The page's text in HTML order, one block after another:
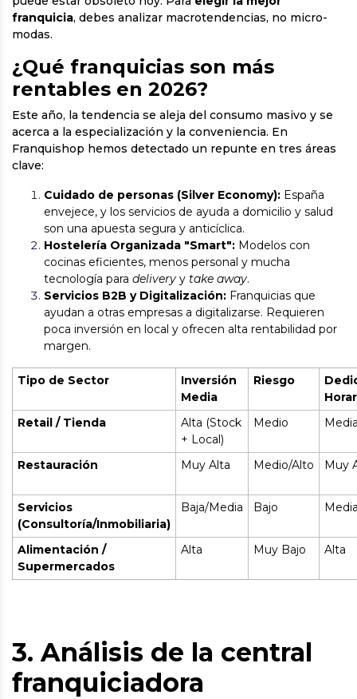
franquicia, debes analizar macrotendencias, no micro-
modas.
¿Qué franquicias son más
rentables en 2026?
Este año, la tendencia se aleja del consumo masivo y se
acerca a la especialización y la conveniencia. En
Franquishop hemos detectado un repunte en tres áreas
clave:
Cuidado de personas (Silver Economy): España
envejece, y los servicios de ayuda a domicilio y salud
son una apuesta segura y anticíclica.
Hostelería Organizada "Smart": Modelos con
cocinas eficientes, menos personal y mucha
tecnología para delivery y take away.
Servicios B2B y Digitalización: Franquicias que
ayudan a otras empresas a digitalizarse. Requieren
poca inversión en local y ofrecen alta rentabilidad por
margen.
Tipo de Sector
Inversión
Media
Riesgo
Retail / Tienda
Alta (Stock
+ Local)
Medio
Restauración Muy Alta Medio/Alto Muy
Servicios
(Consultoría/Inmobiliaria)
Baja/Media Bajo
Alimentación /
Supermercados
Alta Muy Bajo Alta
3. Análisis de la central
franquiciadora